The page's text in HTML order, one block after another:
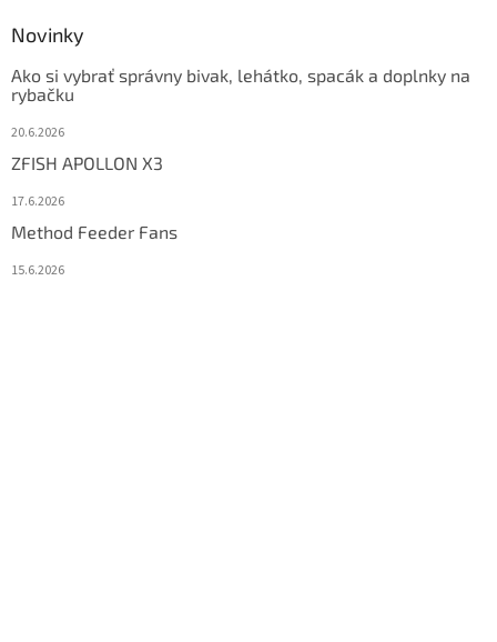
Novinky
Ako si vybrať správny bivak, lehátko, spacák a doplnky na
rybačku
20.6.2026
ZFISH APOLLON X3
17.6.2026
Method Feeder Fans
15.6.2026